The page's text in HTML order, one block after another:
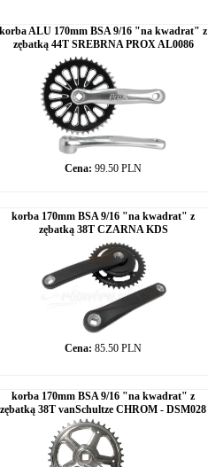
korba ALU 170mm BSA 9/16 "na kwadrat" z
zębatką 44T SREBRNA PROX AL0086
Cena: 99.50 PLN
korba 170mm BSA 9/16 "na kwadrat" z
zębatką 38T CZARNA KDS
Cena: 85.50 PLN
korba 170mm BSA 9/16 "na kwadrat" z
zębatką 38T vanSchultze CHROM - DSM028